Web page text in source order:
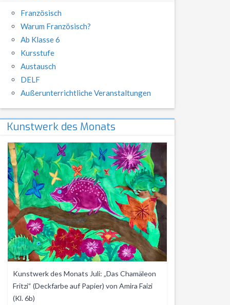
Französisch
Warum Französisch?
Ab Klasse 6
Kursstufe
Austausch
DELF
Außerunterrichtliche Veranstaltungen
Kunstwerk des Monats
Kunstwerk des Monats Juli: „Das Chamäleon
Fritzi“ (Deckfarbe auf Papier) von Amira Faizi
(Kl. 6b)